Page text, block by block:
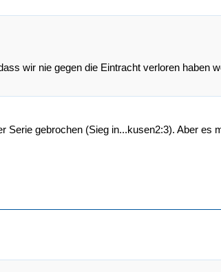
wir nie gegen die Eintracht verloren haben
Serie gebrochen (Sieg in...kusen2:3). Aber es